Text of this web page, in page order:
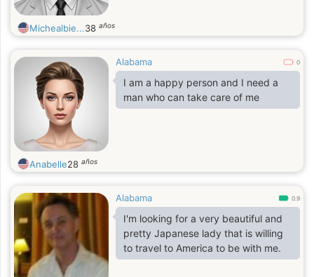
Michealbie...38 años
Alabama 0
I am a happy person and I need a
man who can take care of me
Anabelle28 años
Alabama 0.9
I'm looking for a very beautiful and
pretty Japanese lady that is willing
to travel to America to be with me.